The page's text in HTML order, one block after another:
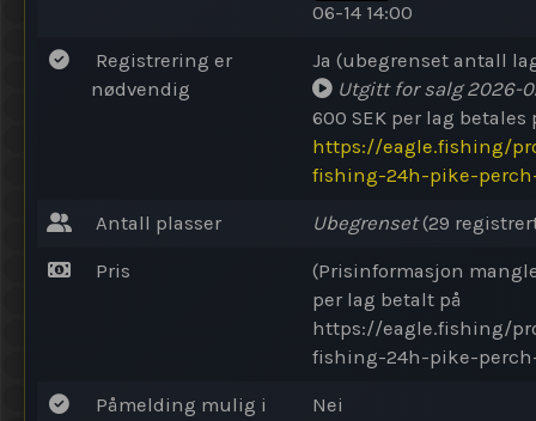
06-14 14:00
Registrering er
nødvendig
Ja (ubegrenset antall
Utgitt for salg2026-
600 SEK per lag betales
https://eagle.fishing/
fishing-24h-pike-
Antall plasser Ubegrenset(29
Pris
(Prisinformasjon
per lag betalt på
https://eagle.fishing/
fishing-24h-pike-
Påmelding mulig i
Nei